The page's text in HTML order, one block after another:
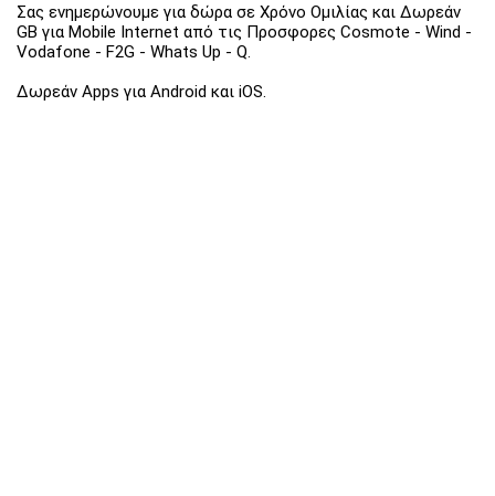
Σας ενημερώνουμε για δώρα σε Χρόνο Ομιλίας και Δωρεάν
GB για Mobile Internet από τις Προσφορες Cosmote - Wind -
Vodafone - F2G - Whats Up - Q.
Δωρεάν Apps για Android και iOS.